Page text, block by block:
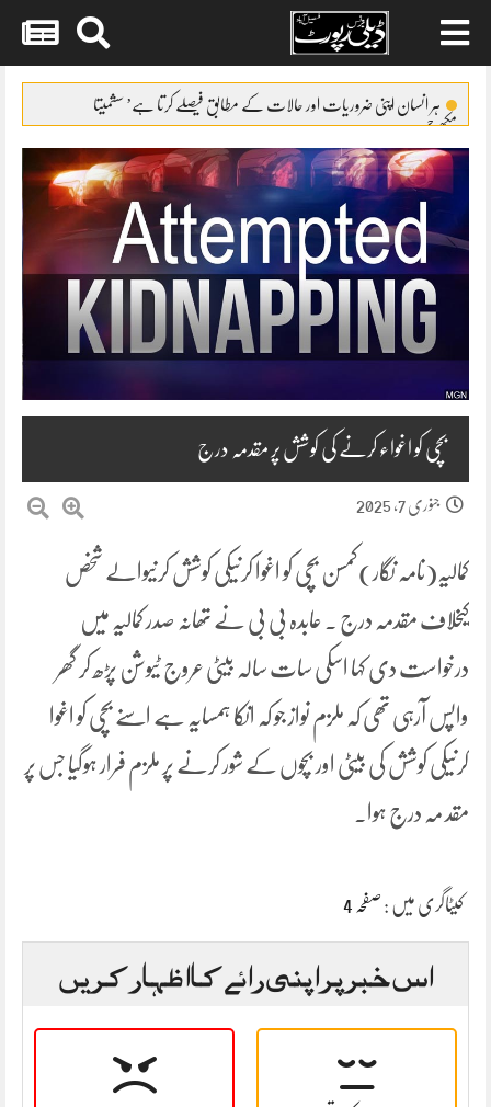
contentہر انسان اپنی ضروریات اور حالات کے مطابق فیصلے کرتا ہے’ سشمیتا
مکھرجی
دپیکا ککڑنے اپنی مرضی سے اسلام قبول کیا’ جیاتی بھاٹیا
فلم ”میرا لیاری” آسکر ایوارڈ کی دوڑ میں شامل ہوگئی
سیف علی خان بچپن میں پیسے چراتے تھے’ بہن صبا پٹودی
سنجے کپور جائیداد تنازع’بھارتی سپریم کورٹ بھی تنگ
بچی کو اغواء کرنے کی کوشش پر مقدمہ درج
جنوری 7, 2025
کمالیہ(نامہ نگار)کمسن بچی کو اغوا کرنیکی کوشش کرنیوالے شخص
کیخلاف مقدمہ درج ۔ عابدہ بی بی نے تھانہ صدر کمالیہ میں
درخواست دی کہا اسکی سات سالہ بیٹی عروج ٹیوشن پڑھ کر گھر
واپس آرہی تھی کہ ملزم نواز جو کہ انکا ہمسایہ ہے اسنے بچی کو اغوا
کرنیکی کوشش کی بیٹی اور بچوں کے شور کرنے پر ملزم فرار ہوگیا جس پر
مقد مہ درج ہوا۔
کیٹاگری میں : صفحہ 4
اس خبر پر اپنی رائے کا اظہار کریں